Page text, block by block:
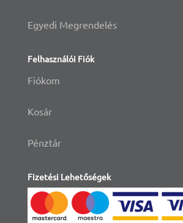
Egyedi Megrendelés
Felhasználói Fiók
Fiókom
Kosár
Pénztár
Fizetési Lehetőségek